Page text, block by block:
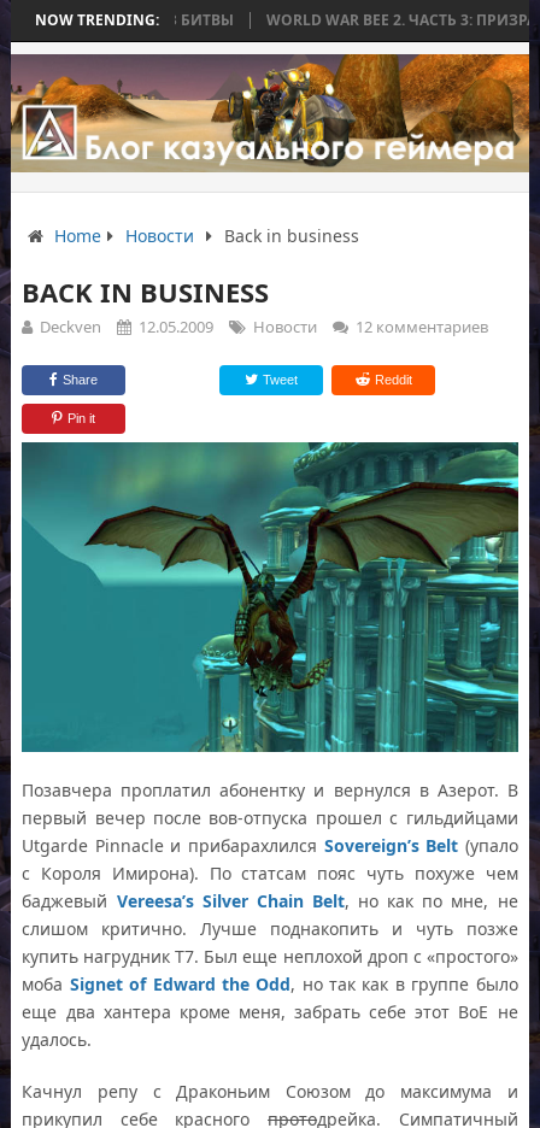
NOW TRENDING:
ЗАКОНЧИЛАСЬ БЕЗ БИТВЫ WORLD WAR BEE 2. ЧАСТЬ 3:
Home Новости Back in business
BACK IN BUSINESS
Deckven 12.05.2009 Новости 12 комментариев
Share Tweet Reddit
Pin it
Позавчера проплатил абонентку и вернулся в Азерот. В
первый вечер после вов-отпуска прошел с гильдийцами
Utgarde Pinnacle и прибарахлился Sovereign’s Belt (упало
с Короля Имирона). По статсам пояс чуть похуже чем
баджевый Vereesa’s Silver Chain Belt, но как по мне, не
слишом критично. Лучше поднакопить и чуть позже
купить нагрудник T7. Был еще неплохой дроп с «простого»
моба Signet of Edward the Odd, но так как в группе было
еще два хантера кроме меня, забрать себе этот BoE не
удалось.
Качнул репу с Драконьим Союзом до максимума и
прикупил себе красногопротодрейка. Симпатичный